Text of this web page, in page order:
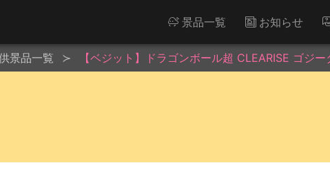
景品一覧 お知らせ
景品一覧 【ベジット】ドラゴンボール超 CLEARISE ゴジー